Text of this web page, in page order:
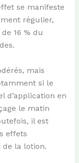
se manifeste
régulier,
16 % du
mais
si le
d’application en
le matin
il est
effets
de la lotion.